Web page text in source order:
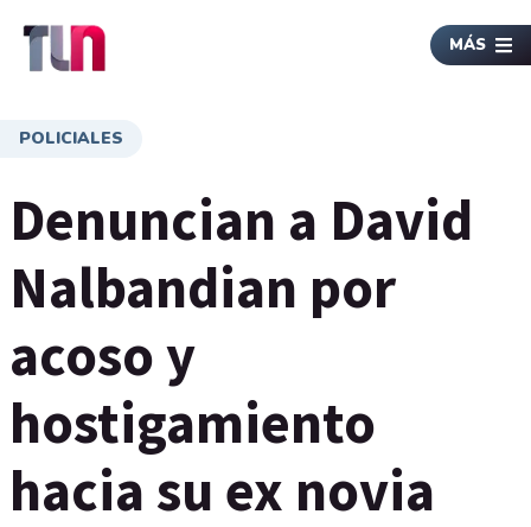
MÁS
POLICIALES
Denuncian a David
Nalbandian por
acoso y
hostigamiento
hacia su ex novia